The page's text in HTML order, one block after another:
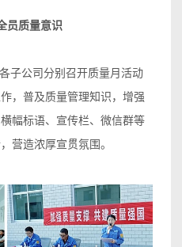
员质量意识
子公司分别召开质量月活动
，普及质量管理知识，增强
幅标语、宣传栏、微信群等
营造浓厚宣贯氛围。